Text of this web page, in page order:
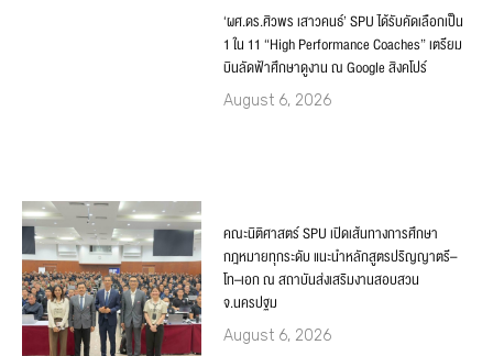
‘ผศ.ดร.ศิวพร เสาวคนธ์’ SPU ได้รับคัดเลือกเป็น
1 ใน 11 “High Performance Coaches” เตรียม
บินลัดฟ้าศึกษาดูงาน ณ Google สิงคโปร์
August 6, 2026
คณะนิติศาสตร์ SPU เปิดเส้นทางการศึกษา
กฎหมายทุกระดับ แนะนำหลักสูตรปริญญาตรี–
โท–เอก ณ สถาบันส่งเสริมงานสอบสวน
จ.นครปฐม
August 6, 2026